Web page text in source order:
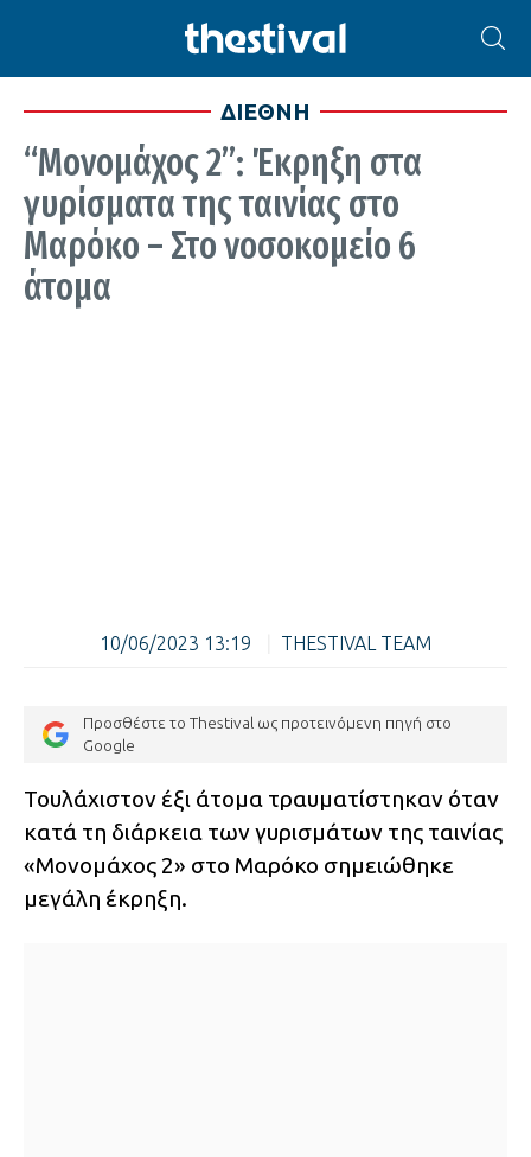
ΔΙΕΘΝΗ
“Μονομάχος 2”: Έκρηξη στα
γυρίσματα της ταινίας στο
Μαρόκο – Στο νοσοκομείο 6
άτομα
10/06/2023 13:19 THESTIVAL TEAM
Προσθέστε το Thestival ως προτεινόμενη πηγή στο
Google
Τουλάχιστον έξι άτομα τραυματίστηκαν όταν
κατά τη διάρκεια των γυρισμάτων της ταινίας
«Μονομάχος 2» στο Μαρόκο σημειώθηκε
μεγάλη έκρηξη.